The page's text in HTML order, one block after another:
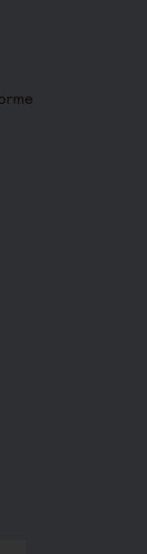
fenêtrefenêtre
Nouvelle fenêtre
fenêtre- Nouvelle